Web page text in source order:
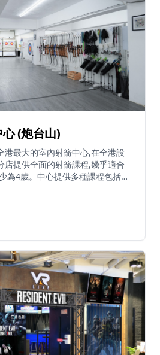
(炮台山)
港最大的室內射箭中心,在全港設
店提供全面的射箭課程,幾乎適合
為4歲。中心提供多種課程包括反
子班及私人課程。學員完成初級
地，配備先進的安全設施和專業設
方法，從基礎姿勢到高級技巧，循
論是想要學習射箭的新手，還是希
，都能在這裡找到適合的課程。射
能培養專注力、耐心和自律，是適
動。